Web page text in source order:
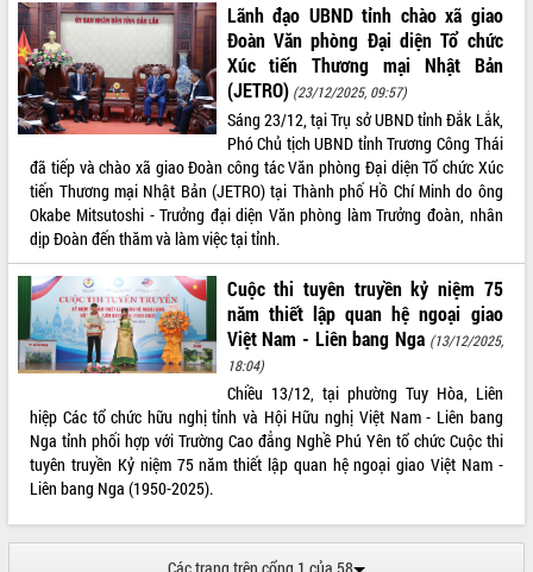
UBND tỉnh Đắk Lắk triển khai nhiệm
vụ 6 tháng cuối năm 2026
Kỳ họp thứ Hai, Hội đồng nhân dân
tỉnh khóa XI quyết nghị nhiều nội dung
quan trọng
Triết thăm, tặng quà người có công với
cách mạng
Rà soát, hoàn thiện hệ thống thiết chế
văn hóa, thể thao đáp ứng yêu cầu
phát triển mới
Thường trực HĐND tỉnh Đắk Lắk gặp
mặt Đoàn chuyên gia y tế TP. Hồ Chí
Minh
Lễ truy điệu và an táng hài cốt liệt sĩ
Bàn giải pháp tháo gỡ khó khăn trong
xuất khẩu sầu riêng và triển khai quy
định EUDR
trường Nguyễn Hoàng Hiệp khảo sát
LIÊN KẾT WEB
THỐNG KÊ TRUY CẬP
Hôm nay: 26864
Tất cả: 66112532
Lãnh đạo UBND tỉnh chào xã giao
Đoàn Văn phòng Đại diện Tổ chức
Xúc tiến Thương mại Nhật Bản
(JETRO) (23/12/2025, 09:57)
Sáng 23/12, tại Trụ sở UBND tỉnh Đắk Lắk,
Phó Chủ tịch UBND tỉnh Trương Công Thái
đã tiếp và chào xã giao Đoàn công tác Văn phòng Đại diện Tổ chức Xúc
tiến Thương mại Nhật Bản (JETRO) tại Thành phố Hồ Chí Minh do ông
Okabe Mitsutoshi - Trưởng đại diện Văn phòng làm Trưởng đoàn, nhân
dịp Đoàn đến thăm và làm việc tại tỉnh.
Cuộc thi tuyên truyền kỷ niệm 75
năm thiết lập quan hệ ngoại giao
Việt Nam - Liên bang Nga (13/12/2025,
18:04)
Chiều 13/12, tại phường Tuy Hòa, Liên
hiệp Các tổ chức hữu nghị tỉnh và Hội Hữu nghị Việt Nam - Liên bang
Nga tỉnh phối hợp với Trường Cao đẳng Nghề Phú Yên tổ chức Cuộc thi
tuyên truyền Kỷ niệm 75 năm thiết lập quan hệ ngoại giao Việt Nam -
Liên bang Nga (1950-2025).